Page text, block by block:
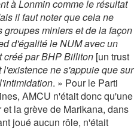
à Lonmin comme le résultat
il faut noter que cela ne
miniers et de la façon
d'égalité le NUM avec un
créé par BHP Billiton [un trust
l'existence ne s'appuie que sur
. » Pour le Parti
AMCU n'était donc qu'une
la grève de Marikana, dans
joué aucun rôle, n'était